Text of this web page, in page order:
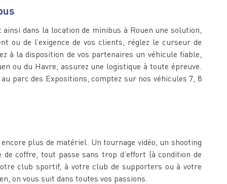
dans la location de minibus à Rouen une solution,
ou de l’exigence de vos clients, réglez le curseur de
à la disposition de vos partenaires un véhicule fiable,
ou du Havre, assurez une logistique à toute épreuve.
parc des Expositions, comptez sur nos véhicules 7, 8
plus de matériel. Un tournage vidéo, un shooting
coffre, tout passe sans trop d’effort (à condition de
club sportif, à votre club de supporters ou à votre
on vous suit dans toutes vos passions.